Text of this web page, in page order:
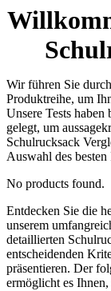
Wir führen Sie
Produktreihe, um
Unsere Tests
gelegt, um
Schulrucksack
Auswahl des
No products found.
Entdecken Sie die
unserem
detaillierten
entscheidenden
präsentieren. Der
ermöglicht es